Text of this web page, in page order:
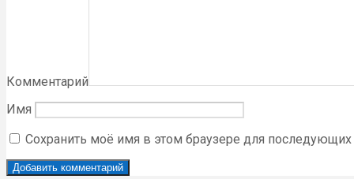
Комментарий
Имя
Сохранить моё имя в этом браузере для